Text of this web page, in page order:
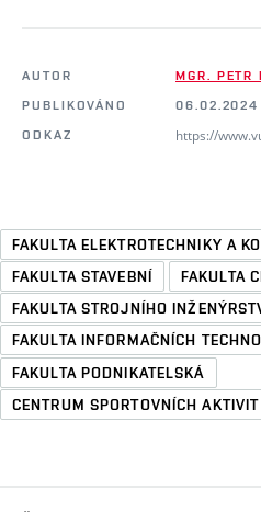
AUTOR
MGR. PETR
PUBLIKOVÁNO
06.02.2024
ODKAZ
https://
FAKULTA ELEKTROTECHNIKY A
FAKULTA STAVEBNÍ
FAKULTA
FAKULTA STROJNÍHO
FAKULTA INFORMAČNÍCH
FAKULTA PODNIKATELSKÁ
CENTRUM SPORTOVNÍCH